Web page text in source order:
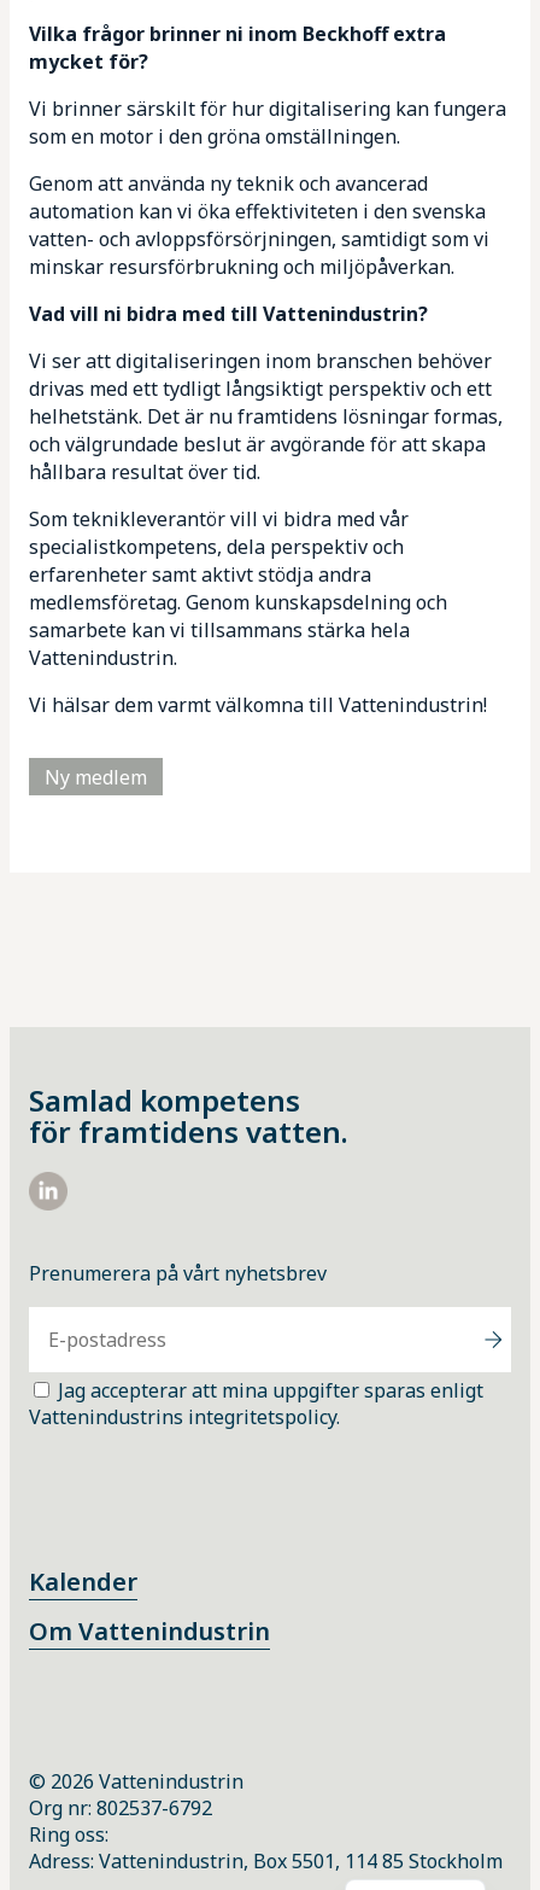
Vilka frågor brinner ni inom Beckhoff extra
mycket för?
Vi brinner särskilt för hur digitalisering kan fungera
som en motor i den gröna omställningen.
Genom att använda ny teknik och avancerad
automation kan vi öka effektiviteten i den svenska
vatten- och avloppsförsörjningen, samtidigt som vi
minskar resursförbrukning och miljöpåverkan.
Vad vill ni bidra med till Vattenindustrin?
Vi ser att digitaliseringen inom branschen behöver
drivas med ett tydligt långsiktigt perspektiv och ett
helhetstänk. Det är nu framtidens lösningar formas,
och välgrundade beslut är avgörande för att skapa
hållbara resultat över tid.
Som teknikleverantör vill vi bidra med vår
specialistkompetens, dela perspektiv och
erfarenheter samt aktivt stödja andra
medlemsföretag. Genom kunskapsdelning och
samarbete kan vi tillsammans stärka hela
Vattenindustrin.
Vi hälsar dem varmt välkomna till Vattenindustrin!
Ny medlem
Samlad kompetens
för framtidens vatten.
Prenumerera på vårt nyhetsbrev
Jag accepterar att mina uppgifter sparas enligt
Vattenindustrins integritetspolicy.
Kalender
Om Vattenindustrin
© 2026 Vattenindustrin
Org nr: 802537-6792
Ring oss:
Adress: Vattenindustrin, Box 5501, 114 85 Stockholm
English